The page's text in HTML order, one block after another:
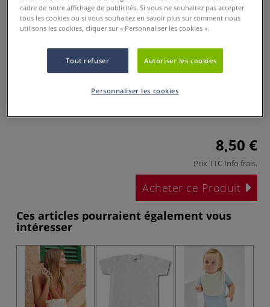
Body pour bébé BABYBUGZ
0 Commentaires
Le body pour bébé en coton biologique allie un grand
8,50 €
Prix TTC Info frais.
Acheter ce Produit
Ces articles pourraient également vous
intéresser
cadre de notre affichage de publicités. Si vous ne souhaitez pas accepter
tous les cookies ou si vous souhaitez en savoir plus sur comment nous
utilisons les cookies, cliquer sur « Personnaliser les cookies ».
Tout refuser Autoriser les cookies
Personnaliser les cookies